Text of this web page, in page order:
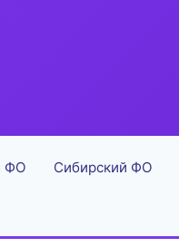
ФО Сибирский ФО